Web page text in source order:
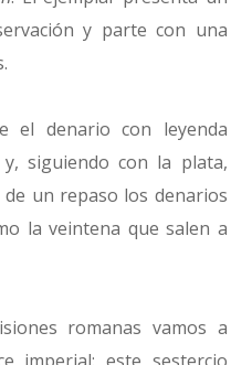
y parte con una
el denario con leyenda
y, siguiendo con la plata,
un repaso los denarios
la veintena que salen a
romanas vamos a